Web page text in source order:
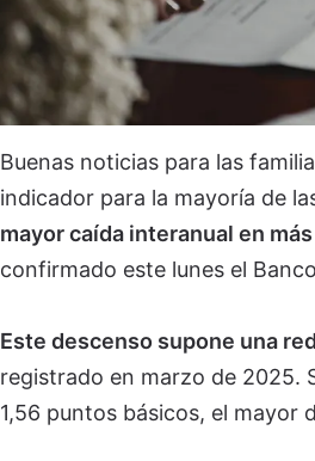
Buenas noticias para las
indicador para la mayoría de
mayor caída interanual en
confirmado este lunes el
Este descenso supone una
registrado en marzo de 2025.
1,56 puntos básicos, el mayor